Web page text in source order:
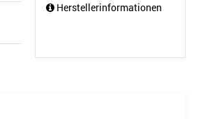
Herstellerinformationen